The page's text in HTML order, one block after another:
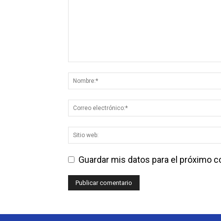
Guardar mis datos para el próximo